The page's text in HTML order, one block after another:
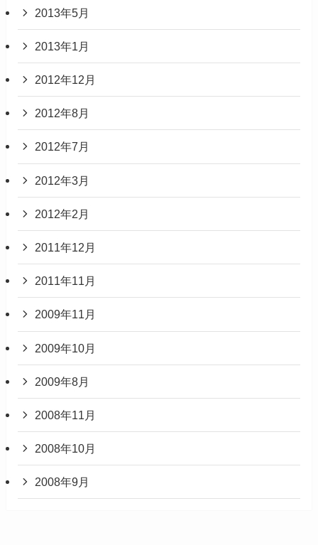
2013年5月
2013年1月
2012年12月
2012年8月
2012年7月
2012年3月
2012年2月
2011年12月
2011年11月
2009年11月
2009年10月
2009年8月
2008年11月
2008年10月
2008年9月